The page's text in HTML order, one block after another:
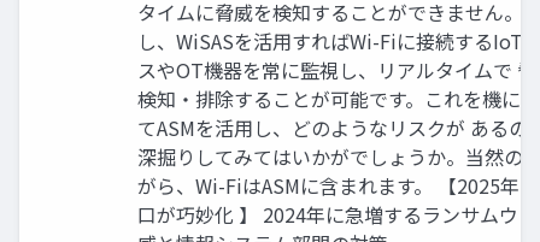
タイムに脅威を検知することができません。
し、WiSASを活用すればWi-Fiに接続するIoT
スやOT機器を常に監視し、リアルタイムで
検知・排除することが可能です。これを機に
てASMを活用し、どのようなリスクが あるの
深掘りしてみてはいかがでしょうか。当然の
がら、Wi-FiはASMに含まれます。 【2025年2
口が巧妙化 】 2024年に急増するランサムウ